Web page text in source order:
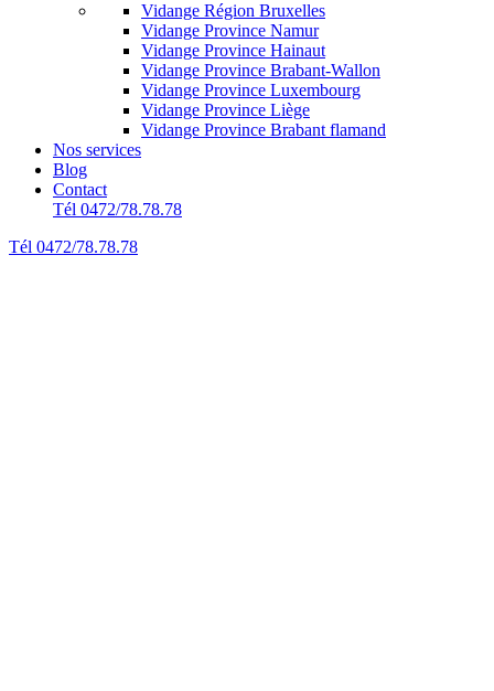
Vidange Région Bruxelles
Vidange Province Namur
Vidange Province Hainaut
Vidange Province Brabant-Wallon
Vidange Province Luxembourg
Vidange Province Liège
Vidange Province Brabant flamand
Nos services
Blog
Contact
Tél 0472/78.78.78
Tél 0472/78.78.78